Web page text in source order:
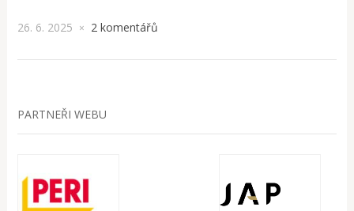
26. 6. 2025 × 2 komentářů
PARTNEŘI WEBU